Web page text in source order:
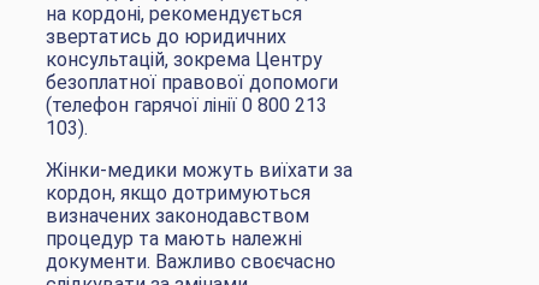
на кордоні, рекомендується
звертатись до юридичних
консультацій, зокрема Центру
безоплатної правової допомоги
(телефон гарячої лінії 0 800 213
103).
Жінки-медики можуть виїхати за
кордон, якщо дотримуються
визначених законодавством
процедур та мають належні
документи. Важливо своєчасно